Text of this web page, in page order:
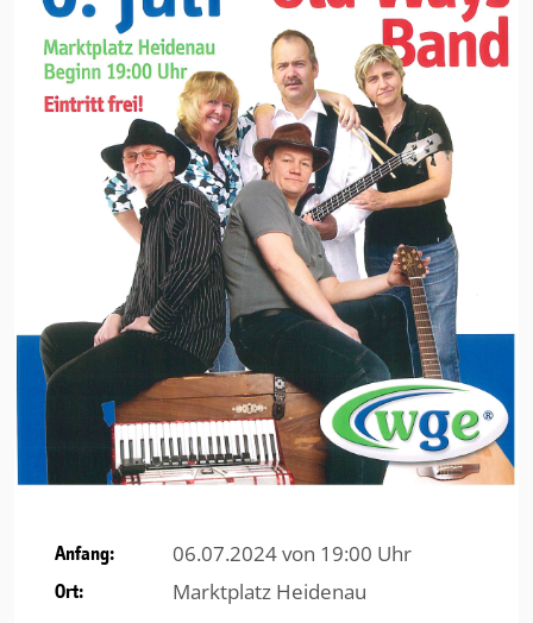
Anfang: 06.07.2024 von 19:00 Uhr
Ort: Marktplatz Heidenau